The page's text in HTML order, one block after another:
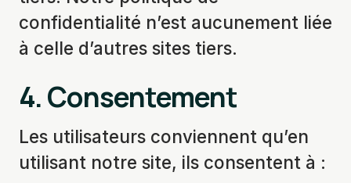
confidentialité n’est aucunement liée
à celle d’autres sites tiers.
4.Consentement
Les utilisateurs conviennent qu’en
utilisant notre site, ils consentent à :